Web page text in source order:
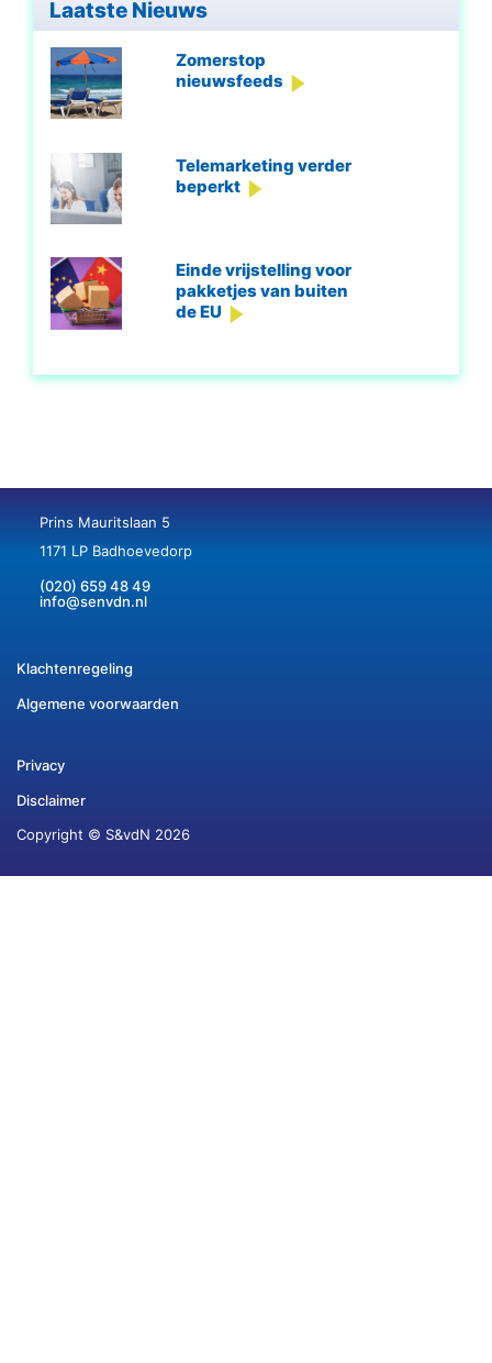
Laatste Nieuws
Zomerstop
nieuwsfeeds
Telemarketing verder
beperkt
Einde vrijstelling voor
pakketjes van buiten
de EU
Prins Mauritslaan 5
1171 LP Badhoevedorp
(020) 659 48 49
info@senvdn.nl
Klachtenregeling
Algemene voorwaarden
Privacy
Disclaimer
Copyright © S&vdN 2026